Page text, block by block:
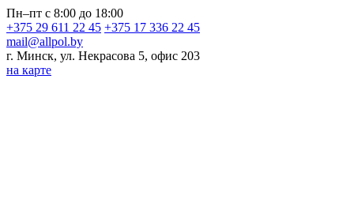
Пн–пт с 8:00 до 18:00
+375 29 611 22 45 +375 17 336 22 45
mail@allpol.by
г. Минск, ул. Некрасова 5, офис 203
на карте